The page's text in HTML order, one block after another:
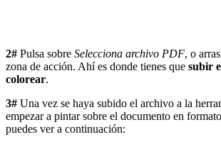
2# Pulsa sobre Selecciona archivo PDF, o
zona de acción. Ahí es donde tienes que subir
colorear.
3# Una vez se haya subido el archivo a la
empezar a pintar sobre el documento en
puedes ver a continuación: